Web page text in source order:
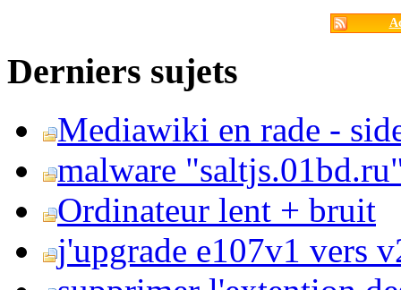
Derniers sujets
Mediawiki en rade -
malware
Ordinateur lent + bruit
j'upgrade e107v1 vers